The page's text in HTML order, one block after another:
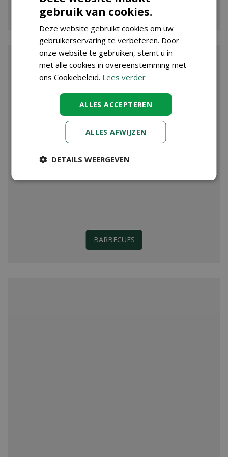
BARBECUES
gebruik van cookies.
Deze website gebruikt cookies om uw
gebruikerservaring te verbeteren. Door
onze website te gebruiken, stemt u in
met alle cookies in overeenstemming met
ons Cookiebeleid. Lees verder
ALLES ACCEPTEREN
ALLES AFWIJZEN
DETAILS WEERGEVEN